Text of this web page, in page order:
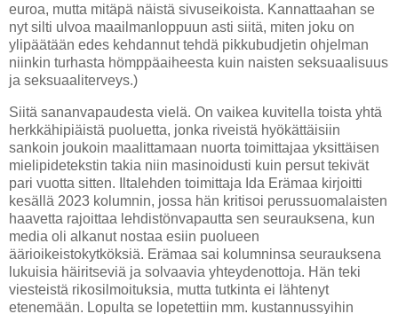
euroa, mutta mitäpä näistä sivuseikoista. Kannattaahan se
nyt silti ulvoa maailmanloppuun asti siitä, miten joku on
ylipäätään edes kehdannut tehdä pikkubudjetin ohjelman
niinkin turhasta hömppäaiheesta kuin naisten seksuaalisuus
ja seksuaaliterveys.)
Siitä sananvapaudesta vielä. On vaikea kuvitella toista yhtä
herkkähipiäistä puoluetta, jonka riveistä hyökättäisiin
sankoin joukoin maalittamaan nuorta toimittajaa yksittäisen
mielipidetekstin takia niin masinoidusti kuin persut tekivät
pari vuotta sitten. Iltalehden toimittaja Ida Erämaa kirjoitti
kesällä 2023 kolumnin, jossa hän kritisoi perussuomalaisten
haavetta rajoittaa lehdistönvapautta sen seurauksena, kun
media oli alkanut nostaa esiin puolueen
äärioikeistokytköksiä. Erämaa sai kolumninsa seurauksena
lukuisia häiritseviä ja solvaavia yhteydenottoja. Hän teki
viesteistä rikosilmoituksia, mutta tutkinta ei lähtenyt
etenemään. Lopulta se lopetettiin mm. kustannussyihin